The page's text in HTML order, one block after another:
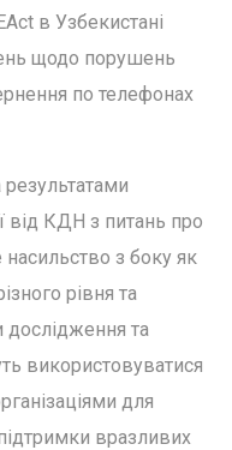
в Узбекистані
щодо порушень
по телефонах
результатами
від КДН з питань про
з боку як
рівня та
дослідження та
використовуватися
для
вразливих